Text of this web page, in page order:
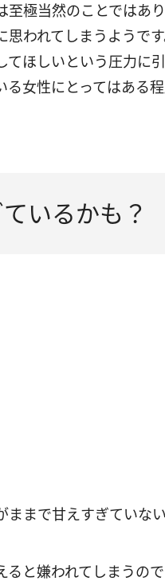
至極当然のことではあ
思われてしまうようで
てほしいという圧力に
る女性にとってはある
いるかも？
ままで甘えすぎていな
ると嫌われてしまうの